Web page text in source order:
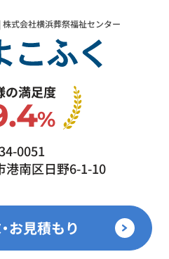
式会社横浜葬祭福祉センター
の満足度
%
0051
港南区日野6-1-10
お見積もり